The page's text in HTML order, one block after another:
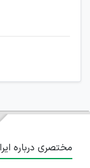
هرگونه تحریک،
غیر مجاز می باشد.
امکان هماهنگی
مختصری درباره